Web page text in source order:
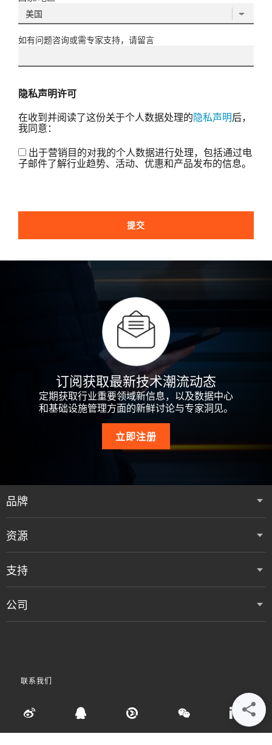
如有问题咨询或需专家支持，请留言
隐私声明许可
在收到并阅读了这份关于个人数据处理的隐私声明后，
我同意：
出于营销目的对我的个人数据进行处理，包括通过电
子邮件了解行业趋势、活动、优惠和产品发布的信息。
提交
订阅获取最新技术潮流动态
定期获取行业重要领域新信息，以及数据中心
和基础设施管理方面的新鲜讨论与专家洞见。
立即注册
品牌
资源
支持
公司
联系我们